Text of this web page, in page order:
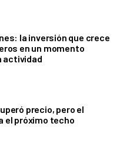
la inversión que crece
en un momento
actividad
precio, pero el
el próximo techo